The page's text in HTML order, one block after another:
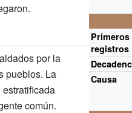
Primeros
registros
Causa
por la
pueblos. La
común.